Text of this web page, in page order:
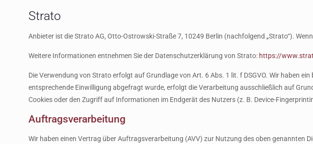
Strato
Anbieter ist die Strato AG, Otto-Ostrowski-Straße 7, 10249 Berlin (nachfolgend „Strato“).
Weitere Informationen entnehmen Sie der Datenschutzerklärung von Strato: https://
Die Verwendung von Strato erfolgt auf Grundlage von Art. 6 Abs. 1 lit. f DSGVO. Wir haben
entsprechende Einwilligung abgefragt wurde, erfolgt die Verarbeitung ausschließlich auf
Cookies oder den Zugriff auf Informationen im Endgerät des Nutzers (z. B. Device-
Auftragsverarbeitung
Wir haben einen Vertrag über Auftragsverarbeitung (AVV) zur Nutzung des oben genannten